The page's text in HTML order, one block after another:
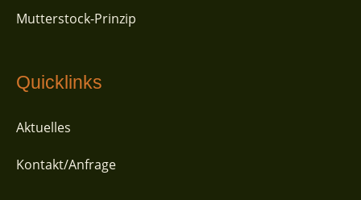
Mutterstock-Prinzip
Quicklinks
Aktuelles
Kontakt/Anfrage